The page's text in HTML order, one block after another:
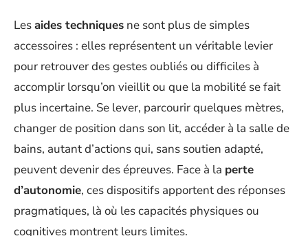
Lesaides techniques ne sont plus de simples
accessoires : elles représentent un véritable levier
pour retrouver des gestes oubliés ou difficiles à
accomplir lorsqu’on vieillit ou que la mobilité se fait
plus incertaine. Se lever, parcourir quelques mètres,
changer de position dans son lit, accéder à la salle de
bains, autant d’actions qui, sans soutien adapté,
peuvent devenir des épreuves. Face à la perte
d’autonomie, ces dispositifs apportent des réponses
pragmatiques, là où les capacités physiques ou
cognitives montrent leurs limites.